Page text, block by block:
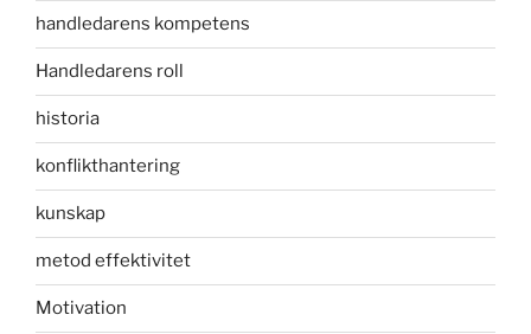
handledarens kompetens
Handledarens roll
historia
konflikthantering
kunskap
metod effektivitet
Motivation